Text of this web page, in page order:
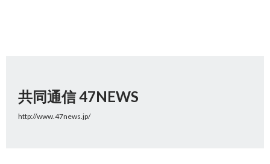
共同通信 47NEWS
http://www.47news.jp/